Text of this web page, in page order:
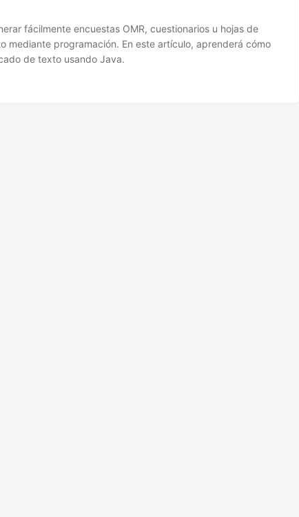
fácilmente encuestas OMR, cuestionarios u hojas de
mediante programación. En este artículo, aprenderá cómo
de texto usando Java.